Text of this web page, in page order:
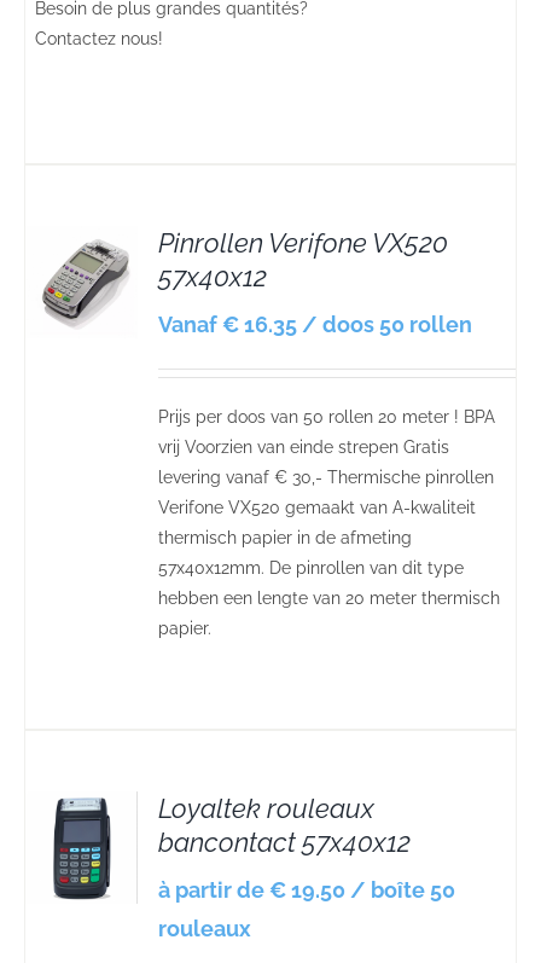
Besoin de plus grandes quantités?
Contactez nous!
Pinrollen Verifone VX520
57x40x12
Vanaf € 16.35 / doos 50 rollen
Prijs per doos van 50 rollen 20 meter ! BPA
vrij Voorzien van einde strepen Gratis
levering vanaf € 30,- Thermische pinrollen
Verifone VX520 gemaakt van A-kwaliteit
thermisch papier in de afmeting
57x40x12mm. De pinrollen van dit type
hebben een lengte van 20 meter thermisch
papier.
Loyaltek rouleaux
bancontact 57x40x12
à partir de € 19.50 / boîte 50
rouleaux